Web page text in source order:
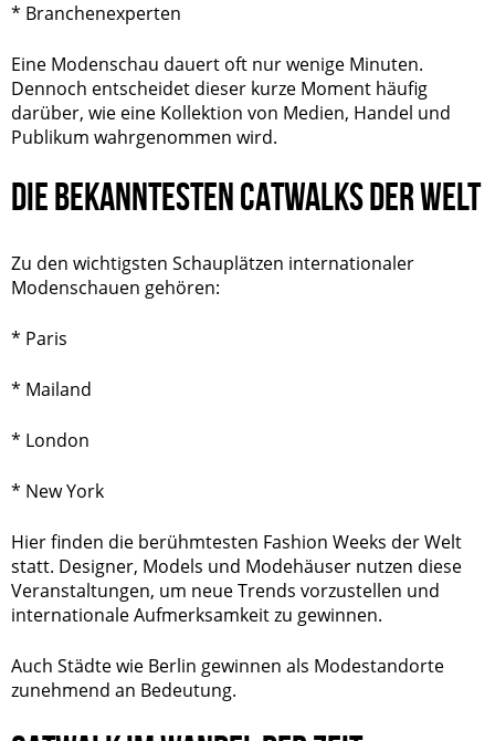
* Branchenexperten
Eine Modenschau dauert oft nur wenige Minuten.
Dennoch entscheidet dieser kurze Moment häufig
darüber, wie eine Kollektion von Medien, Handel und
Publikum wahrgenommen wird.
DIE BEKANNTESTEN CATWALKS DER WELT
Zu den wichtigsten Schauplätzen internationaler
Modenschauen gehören:
* Paris
* Mailand
* London
* New York
Hier finden die berühmtesten Fashion Weeks der Welt
statt. Designer, Models und Modehäuser nutzen diese
Veranstaltungen, um neue Trends vorzustellen und
internationale Aufmerksamkeit zu gewinnen.
Auch Städte wie Berlin gewinnen als Modestandorte
zunehmend an Bedeutung.